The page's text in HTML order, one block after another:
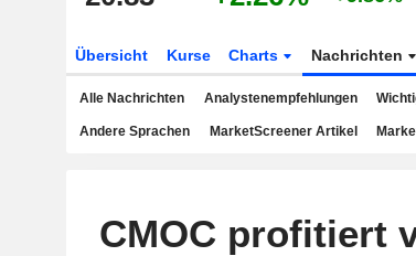
Übersicht Kurse Charts Nachrichten
Alle Nachrichten Analystenempfehlungen
Andere Sprachen MarketScreener Artikel
CMOC profitiert